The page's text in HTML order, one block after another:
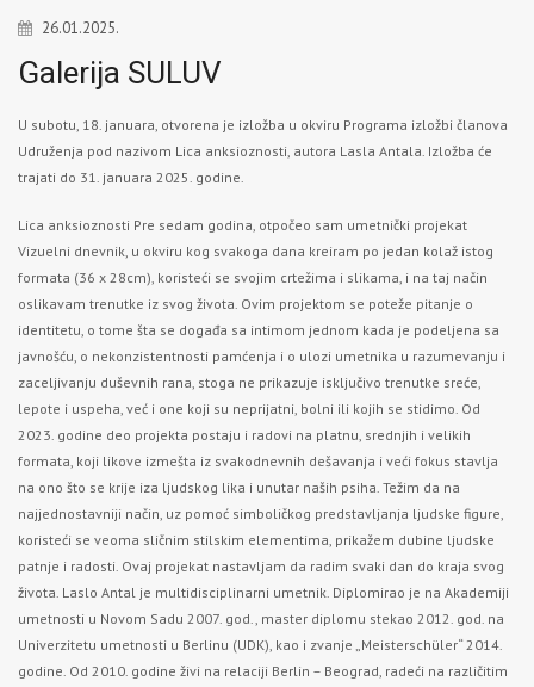
26.01.2025.
Galerija SULUV
U subotu, 18. januara, otvorena je izložba u okviru Programa izložbi članova
Udruženja pod nazivom Lica anksioznosti, autora Lasla Antala. Izložba će
trajati do 31. januara 2025. godine.
Lica anksioznosti Pre sedam godina, otpočeo sam umetnički projekat
Vizuelni dnevnik, u okviru kog svakoga dana kreiram po jedan kolaž istog
formata (36 x 28cm), koristeći se svojim crtežima i slikama, i na taj način
oslikavam trenutke iz svog života. Ovim projektom se poteže pitanje o
identitetu, o tome šta se događa sa intimom jednom kada je podeljena sa
javnošću, o nekonzistentnosti pamćenja i o ulozi umetnika u razumevanju i
zaceljivanju duševnih rana, stoga ne prikazuje isključivo trenutke sreće,
lepote i uspeha, već i one koji su neprijatni, bolni ili kojih se stidimo. Od
2023. godine deo projekta postaju i radovi na platnu, srednjih i velikih
formata, koji likove izmešta iz svakodnevnih dešavanja i veći fokus stavlja
na ono što se krije iza ljudskog lika i unutar naših psiha. Težim da na
najjednostavniji način, uz pomoć simboličkog predstavljanja ljudske figure,
koristeći se veoma sličnim stilskim elementima, prikažem dubine ljudske
patnje i radosti. Ovaj projekat nastavljam da radim svaki dan do kraja svog
života. Laslo Antal je multidisciplinarni umetnik. Diplomirao je na Akademiji
umetnosti u Novom Sadu 2007. god., master diplomu stekao 2012. god. na
Univerzitetu umetnosti u Berlinu (UDK), kao i zvanje „Meisterschüler“ 2014.
godine. Od 2010. godine živi na relaciji Berlin – Beograd, radeći na različitim